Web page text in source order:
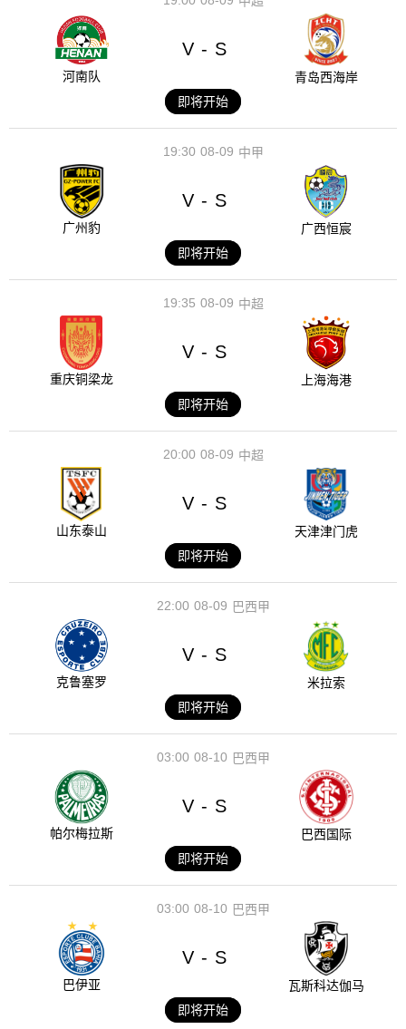
河南队
V - S
青岛西海岸
即将开始
08-09
19:30 中甲
广州豹
V - S
广西恒宸
即将开始
08-09
19:35 中超
重庆铜梁龙
V - S
上海海港
即将开始
08-09
20:00 中超
山东泰山
V - S
天津津门虎
即将开始
08-09
22:00 巴西甲
克鲁塞罗
V - S
米拉索
即将开始
08-10
03:00 巴西甲
帕尔梅拉斯
V - S
巴西国际
即将开始
08-10
03:00 巴西甲
巴伊亚
V - S
瓦斯科达伽马
即将开始